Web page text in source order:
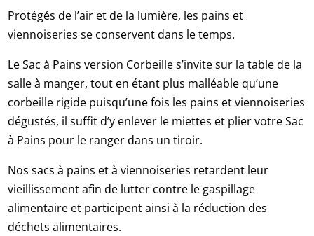
Protégés de l’air et de la lumière, les pains et
viennoiseries se conservent dans le temps.
Le Sac à Pains version Corbeille s’invite sur la table de la
salle à manger, tout en étant plus malléable qu’une
corbeille rigide puisqu’une fois les pains et viennoiseries
dégustés, il suffit d’y enlever le miettes et plier votre Sac
à Pains pour le ranger dans un tiroir.
Nos sacs à pains et à viennoiseries retardent leur
vieillissement afin de lutter contre le gaspillage
alimentaire et participent ainsi à la réduction des
déchets alimentaires.